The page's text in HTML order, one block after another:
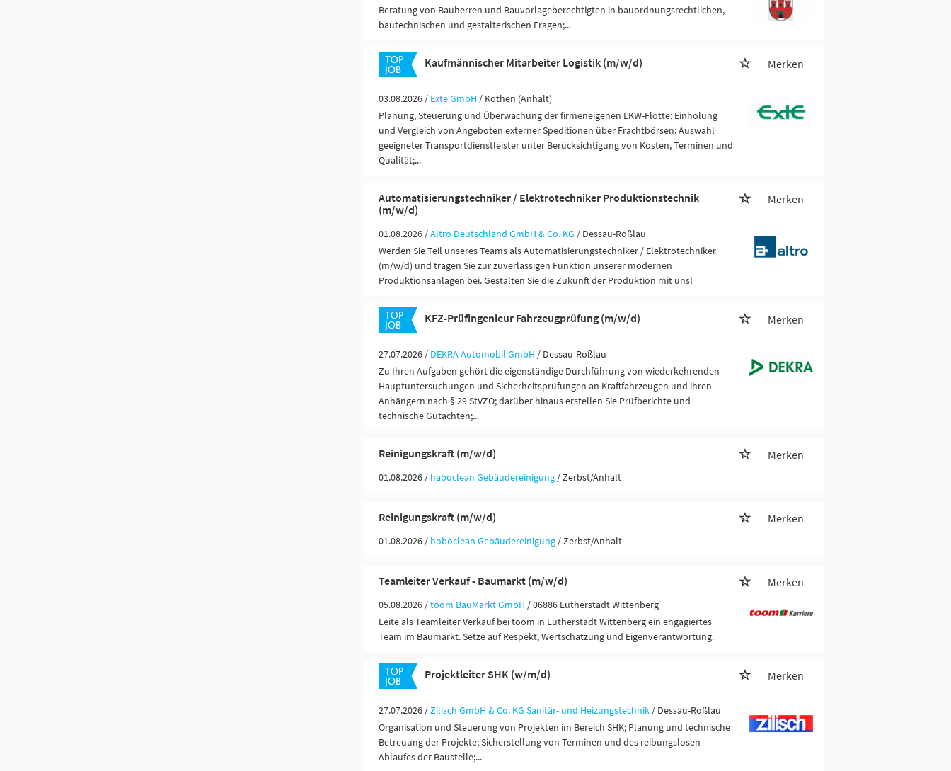
Beratung von Bauherren und Bauvorlageberechtigten in bauordnungsrechtlichen,
bautechnischen und gestalterischen Fragen;...
Kaufmännischer Mitarbeiter Logistik (m/w/d) Merken
03.08.2026 / Exte GmbH / Köthen (Anhalt)
Planung, Steuerung und Überwachung der firmeneigenen LKW-Flotte; Einholung
und Vergleich von Angeboten externer Speditionen über Frachtbörsen; Auswahl
geeigneter Transportdienstleister unter Berücksichtigung von Kosten, Terminen und
Qualität;...
Automatisierungstechniker / Elektrotechniker Produktionstechnik
(m/w/d)
Merken
01.08.2026 /Altro Deutschland GmbH & Co. KG / Dessau-Roßlau
Werden Sie Teil unseres Teams als Automatisierungstechniker / Elektrotechniker
(m/w/d) und tragen Sie zur zuverlässigen Funktion unserer modernen
Produktionsanlagen bei. Gestalten Sie die Zukunft der Produktion mit uns!
KFZ-Prüfingenieur Fahrzeugprüfung (m/w/d) Merken
27.07.2026 / DEKRA Automobil GmbH / Dessau-Roßlau
Zu Ihren Aufgaben gehört die eigenständige Durchführung von wiederkehrenden
Hauptuntersuchungen und Sicherheitsprüfungen an Kraftfahrzeugen und ihren
Anhängern nach § 29 StVZO; darüber hinaus erstellen Sie Prüfberichte und
technische Gutachten;...
Reinigungskraft (m/w/d) Merken
01.08.2026 / haboclean Gebäudereinigung / Zerbst/Anhalt
Reinigungskraft (m/w/d) Merken
01.08.2026 / hoboclean Gebäudereinigung / Zerbst/Anhalt
Teamleiter Verkauf - Baumarkt (m/w/d) Merken
05.08.2026 /toom BauMarkt GmbH / 06886 Lutherstadt Wittenberg
Leite als Teamleiter Verkauf bei toom in Lutherstadt Wittenberg ein engagiertes
Team im Baumarkt. Setze auf Respekt, Wertschätzung und Eigenverantwortung.
Projektleiter SHK (w/m/d) Merken
27.07.2026 /Zilisch GmbH & Co. KG Sanitär- und Heizungstechnik / Dessau-Roßlau
Organisation und Steuerung von Projekten im Bereich SHK; Planung und technische
Betreuung der Projekte; Sicherstellung von Terminen und des reibungslosen
Ablaufes der Baustelle;...